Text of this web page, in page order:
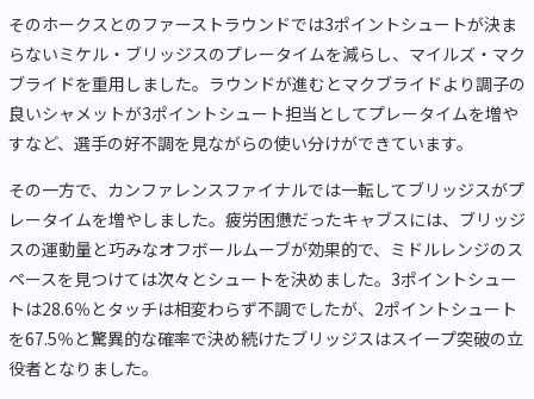
そのホークスとのファーストラウンドでは3ポイントシュートが決ま
らないミケル・ブリッジスのプレータイムを減らし、マイルズ・マク
ブライドを重用しました。ラウンドが進むとマクブライドより調子の
良いシャメットが3ポイントシュート担当としてプレータイムを増や
すなど、選手の好不調を見ながらの使い分けができています。
その一方で、カンファレンスファイナルでは一転してブリッジスがプ
レータイムを増やしました。疲労困憊だったキャブスには、ブリッジ
スの運動量と巧みなオフボールムーブが効果的で、ミドルレンジのス
ペースを見つけては次々とシュートを決めました。3ポイントシュー
トは28.6％とタッチは相変わらず不調でしたが、2ポイントシュート
を67.5％と驚異的な確率で決め続けたブリッジスはスイープ突破の立
役者となりました。